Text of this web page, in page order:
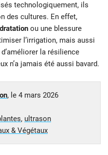
technologiquement, ils
des cultures. En effet,
ou une blessure
l’irrigation, mais aussi
la résilience
n’a jamais été aussi bavard.
, le 4 mars 2026
, ultrason
& Végétaux